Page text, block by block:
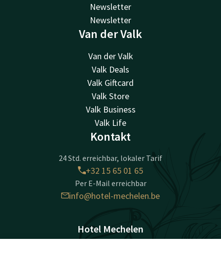
Newsletter
Newsletter
Van der Valk
Van der Valk
Valk Deals
Valk Giftcard
Valk Store
Valk Business
Valk Life
Kontakt
24 Std. erreichbar, lokaler Tarif
+32 15 65 01 65
Per E-Mail erreichbar
info@hotel-mechelen.be
Hotel Mechelen